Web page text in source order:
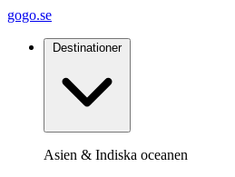
gogo.se
Destinationer
Asien & Indiska oceanen